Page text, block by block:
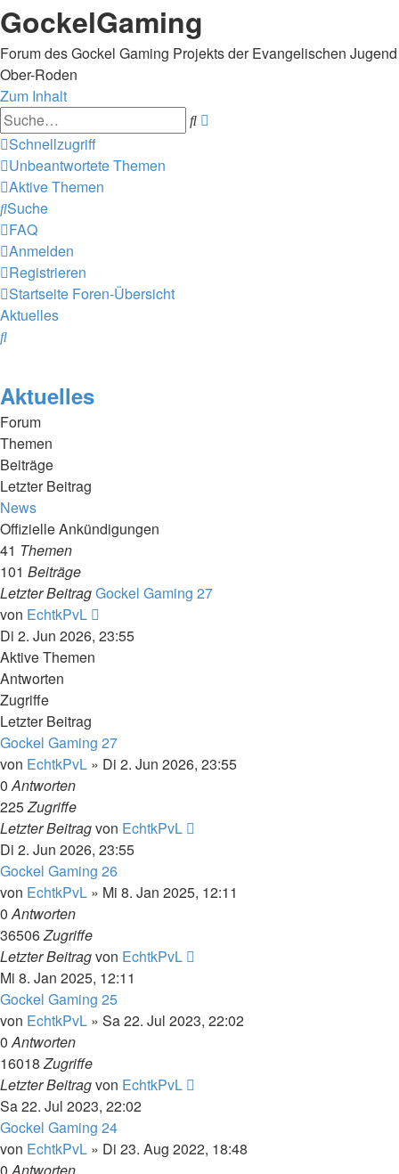
GockelGaming
Forum des Gockel Gaming Projekts der Evangelischen Jugend
Ober-Roden
Zum Inhalt
Suche
Schnellzugriff
Unbeantwortete Themen
Aktive Themen
Suche
FAQ
Anmelden
Registrieren
Startseite Foren-Übersicht
Aktuelles
Suche
Aktuelles
Forum
Themen
Beiträge
Letzter Beitrag
News
Offizielle Ankündigungen
41 Themen
101 Beiträge
Letzter BeitragGockel Gaming 27
von EchtkPvL
Beitrag
Di 2. Jun 2026, 23:55
Aktive Themen
Antworten
Zugriffe
Letzter Beitrag
Gockel Gaming 27
von EchtkPvL » Di 2. Jun 2026, 23:55
0Antworten
225Zugriffe
Letzter Beitragvon EchtkPvL
Di 2. Jun 2026, 23:55
Gockel Gaming 26
von EchtkPvL » Mi 8. Jan 2025, 12:11
0Antworten
36506Zugriffe
Letzter Beitragvon EchtkPvL
Mi 8. Jan 2025, 12:11
Gockel Gaming 25
von EchtkPvL » Sa 22. Jul 2023, 22:02
0Antworten
16018Zugriffe
Letzter Beitragvon EchtkPvL
Sa 22. Jul 2023, 22:02
Gockel Gaming 24
von EchtkPvL » Di 23. Aug 2022, 18:48